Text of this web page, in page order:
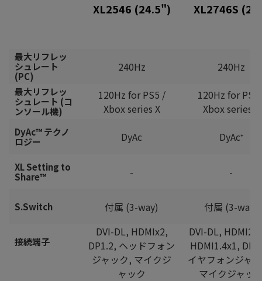
最大リフレッ
シュレート
(PC)
最大リフレッ
シュレート (コ
ンソール機)
DyAc™ テクノ
ロジー
XL Setting to
Share™
S.Switch
接続端子
XL2546 (24.5")
240Hz
120Hz for PS5 /
Xbox series X
DyAc
-
付属 (3-way)
DVI-DL, HDMIx2,
DP1.2, ヘッドフォン
ジャック, マイクジ
ャック
XL2746S
240Hz
120Hz for PS5
Xbox series X
DyAc⁺
-
付属 (3-way)
DVI-DL,
HDMI1.4x1,
イヤフォンジャ
マイクジャッ